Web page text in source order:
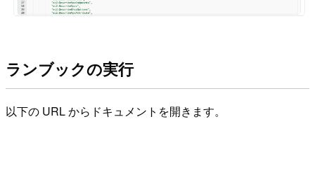
ランブックの実行
以下の URL からドキュメントを開きます。